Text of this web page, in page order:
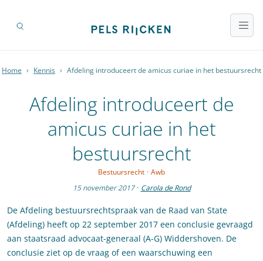
Home › Kennis › Afdeling introduceert de amicus curiae in het bestuursrecht
Afdeling introduceert de
amicus curiae in het
bestuursrecht
Bestuursrecht · Awb
15 november 2017 · Carola de Rond
De Afdeling bestuursrechtspraak van de Raad van State
(Afdeling) heeft op 22 september 2017 een conclusie gevraagd
aan staatsraad advocaat-generaal (A-G) Widdershoven. De
conclusie ziet op de vraag of een waarschuwing een